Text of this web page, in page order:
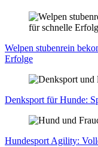
Wel­pen stu­ben­rein
Erfol­ge
Denk­sport für Hun­de:
Hun­de­sport Agi­li­ty: